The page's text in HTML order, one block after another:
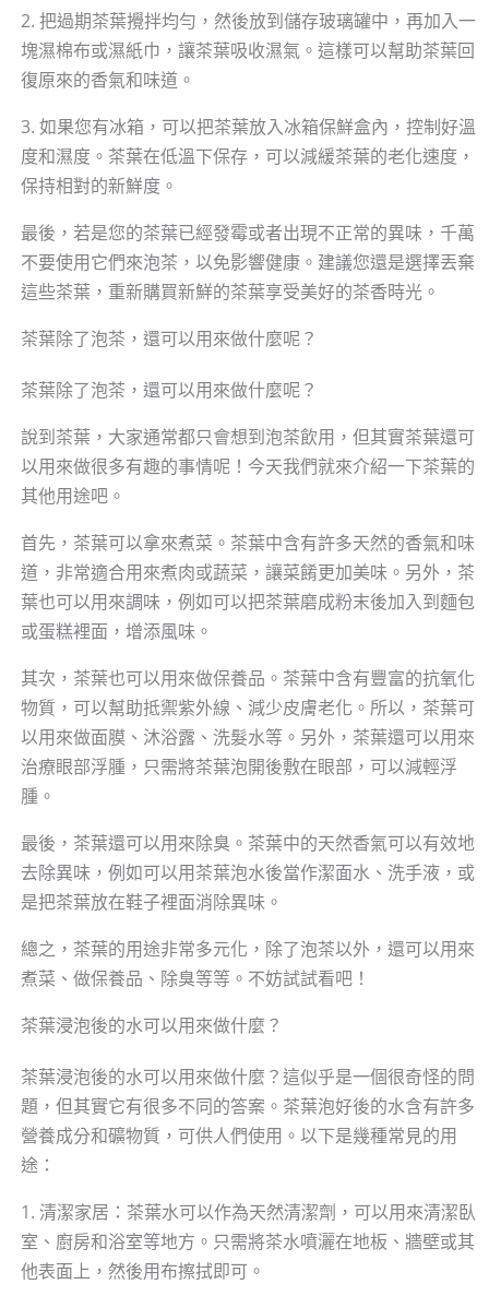
2. 把過期茶葉攪拌均勻，然後放到儲存玻璃罐中，再加入一
塊濕棉布或濕紙巾，讓茶葉吸收濕氣。這樣可以幫助茶葉回
復原來的香氣和味道。
3. 如果您有冰箱，可以把茶葉放入冰箱保鮮盒內，控制好溫
度和濕度。茶葉在低溫下保存，可以減緩茶葉的老化速度，
保持相對的新鮮度。
最後，若是您的茶葉已經發霉或者出現不正常的異味，千萬
不要使用它們來泡茶，以免影響健康。建議您還是選擇丟棄
這些茶葉，重新購買新鮮的茶葉享受美好的茶香時光。
茶葉除了泡茶，還可以用來做什麼呢？
茶葉除了泡茶，還可以用來做什麼呢？
說到茶葉，大家通常都只會想到泡茶飲用，但其實茶葉還可
以用來做很多有趣的事情呢！今天我們就來介紹一下茶葉的
其他用途吧。
首先，茶葉可以拿來煮菜。茶葉中含有許多天然的香氣和味
道，非常適合用來煮肉或蔬菜，讓菜餚更加美味。另外，茶
葉也可以用來調味，例如可以把茶葉磨成粉末後加入到麵包
或蛋糕裡面，增添風味。
其次，茶葉也可以用來做保養品。茶葉中含有豐富的抗氧化
物質，可以幫助抵禦紫外線、減少皮膚老化。所以，茶葉可
以用來做面膜、沐浴露、洗髮水等。另外，茶葉還可以用來
治療眼部浮腫，只需將茶葉泡開後敷在眼部，可以減輕浮
腫。
最後，茶葉還可以用來除臭。茶葉中的天然香氣可以有效地
去除異味，例如可以用茶葉泡水後當作潔面水、洗手液，或
是把茶葉放在鞋子裡面消除異味。
總之，茶葉的用途非常多元化，除了泡茶以外，還可以用來
煮菜、做保養品、除臭等等。不妨試試看吧！
茶葉浸泡後的水可以用來做什麼？
茶葉浸泡後的水可以用來做什麼？這似乎是一個很奇怪的問
題，但其實它有很多不同的答案。茶葉泡好後的水含有許多
營養成分和礦物質，可供人們使用。以下是幾種常見的用
途：
1. 清潔家居：茶葉水可以作為天然清潔劑，可以用來清潔臥
室、廚房和浴室等地方。只需將茶水噴灑在地板、牆壁或其
他表面上，然後用布擦拭即可。